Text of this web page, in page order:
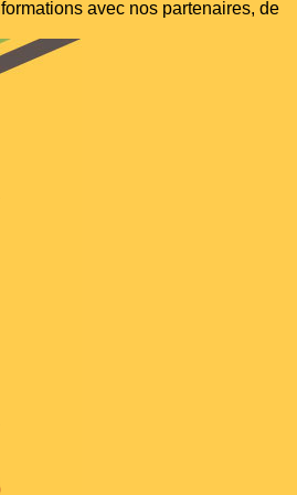
avec nos partenaires, de